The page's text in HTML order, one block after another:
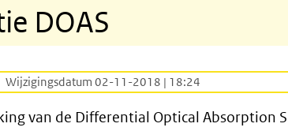
DOAS
Wijzigingsdatum 02-11-2018 | 18:24
van de Differential Optical Absorption